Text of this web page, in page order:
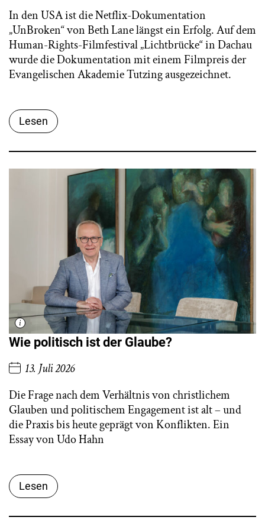
In den USA ist die Netflix-Dokumentation
„UnBroken“ von Beth Lane längst ein Erfolg. Auf dem
Human-Rights-Filmfestival „Lichtbrücke“ in Dachau
wurde die Dokumentation mit einem Filmpreis der
Evangelischen Akademie Tutzing ausgezeichnet.
Lesen
Wie politisch ist der Glaube?
13. Juli 2026
Die Frage nach dem Verhältnis von christlichem
Glauben und politischem Engagement ist alt – und
die Praxis bis heute geprägt von Konflikten. Ein
Essay von Udo Hahn
Lesen